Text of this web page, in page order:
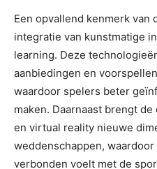
Een opvallend kenmerk van
integratie van kunstmatige
learning. Deze
aanbiedingen en
waardoor spelers beter
maken. Daarnaast brengt
en virtual reality nieuwe
weddenschappen,
verbonden voelt met de